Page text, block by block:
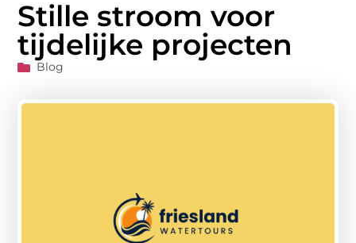
Stille stroom voor
tijdelijke projecten
Blog